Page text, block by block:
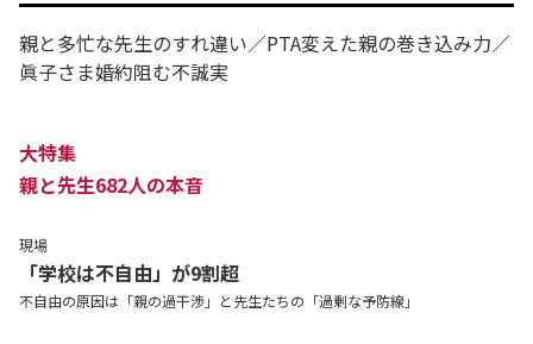
親と多忙な先生のすれ違い／PTA変えた親の巻き込み力／
眞子さま婚約阻む不誠実
大特集
親と先生682人の本音
現場
「学校は不自由」が9割超
不自由の原因は「親の過干渉」と先生たちの「過剰な予防線」